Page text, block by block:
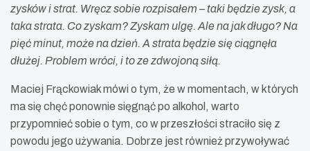
zysków i strat. Wręcz sobie rozpisałem – taki będzie zysk, a
taka strata. Co zyskam? Zyskam ulgę. Ale na jak długo? Na
pięć minut, może na dzień. A strata będzie się ciągnęła
dłużej. Problem wróci, i to ze zdwojoną siłą.
Maciej Frąckowiak mówi o tym, że w momentach, w których
ma się chęć ponownie sięgnąć po alkohol, warto
przypomnieć sobie o tym, co w przeszłości straciło się z
powodu jego używania. Dobrze jest również przywoływać